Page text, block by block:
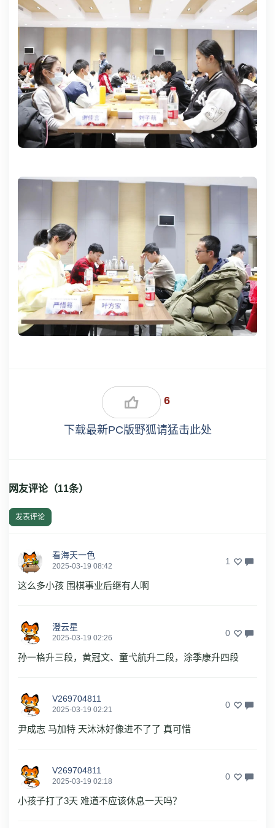
6
下载最新PC版野狐请猛击此处
网友评论（11条）
发表评论
看海天一色
2025-03-19 08:42 1
这么多小孩 围棋事业后继有人啊
澄云星
2025-03-19 02:26 0
孙一格升三段，黄冠文、童弋航升二段，涂季康升四段
V269704811
2025-03-19 02:21 0
尹成志 马加特 天沐沐好像进不了了 真可惜
V269704811
2025-03-19 02:18 0
小孩子打了3天 难道不应该休息一天吗？